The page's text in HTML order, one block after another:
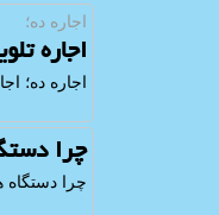
اجاره ده؛
اجاره
اجاره ده؛
چرا
چرا